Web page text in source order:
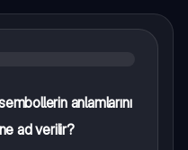
anlamlarını
ad verilir?